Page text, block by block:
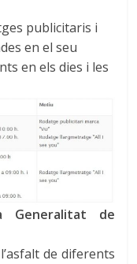
publicitaris i
en el seu
en els dies i les
Generalitat de
de diferents